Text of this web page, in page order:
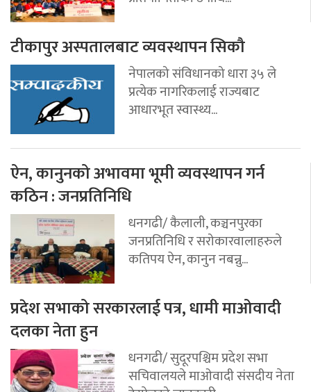
टीकापुर अस्पतालबाट व्यवस्थापन सिकौ
नेपालको संविधानको धारा ३५ ले
प्रत्येक नागरिकलाई राज्यबाट
आधारभूत स्वास्थ्य...
ऐन, कानुनको अभावमा भूमी व्यवस्थापन गर्न
कठिन : जनप्रतिनिधि
धनगढी/ कैलाली, कञ्चनपुरका
जनप्रतिनिधि र सरोकारवालाहरुले
कतिपय ऐन, कानुन नबन्नु...
प्रदेश सभाको सरकारलाई पत्र, धामी माओवादी
दलका नेता हुन
धनगढी/ सुदूरपश्चिम प्रदेश सभा
सचिवालयले माओवादी संसदीय नेता